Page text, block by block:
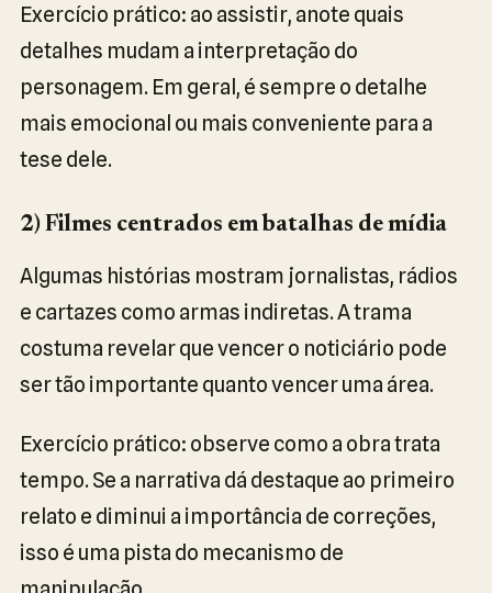
Exercício prático: ao assistir, anote quais
detalhes mudam a interpretação do
personagem. Em geral, é sempre o detalhe
mais emocional ou mais conveniente para a
tese dele.
2) Filmes centrados em batalhas de mídia
Algumas histórias mostram jornalistas, rádios
e cartazes como armas indiretas. A trama
costuma revelar que vencer o noticiário pode
ser tão importante quanto vencer uma área.
Exercício prático: observe como a obra trata
tempo. Se a narrativa dá destaque ao primeiro
relato e diminui a importância de correções,
isso é uma pista do mecanismo de